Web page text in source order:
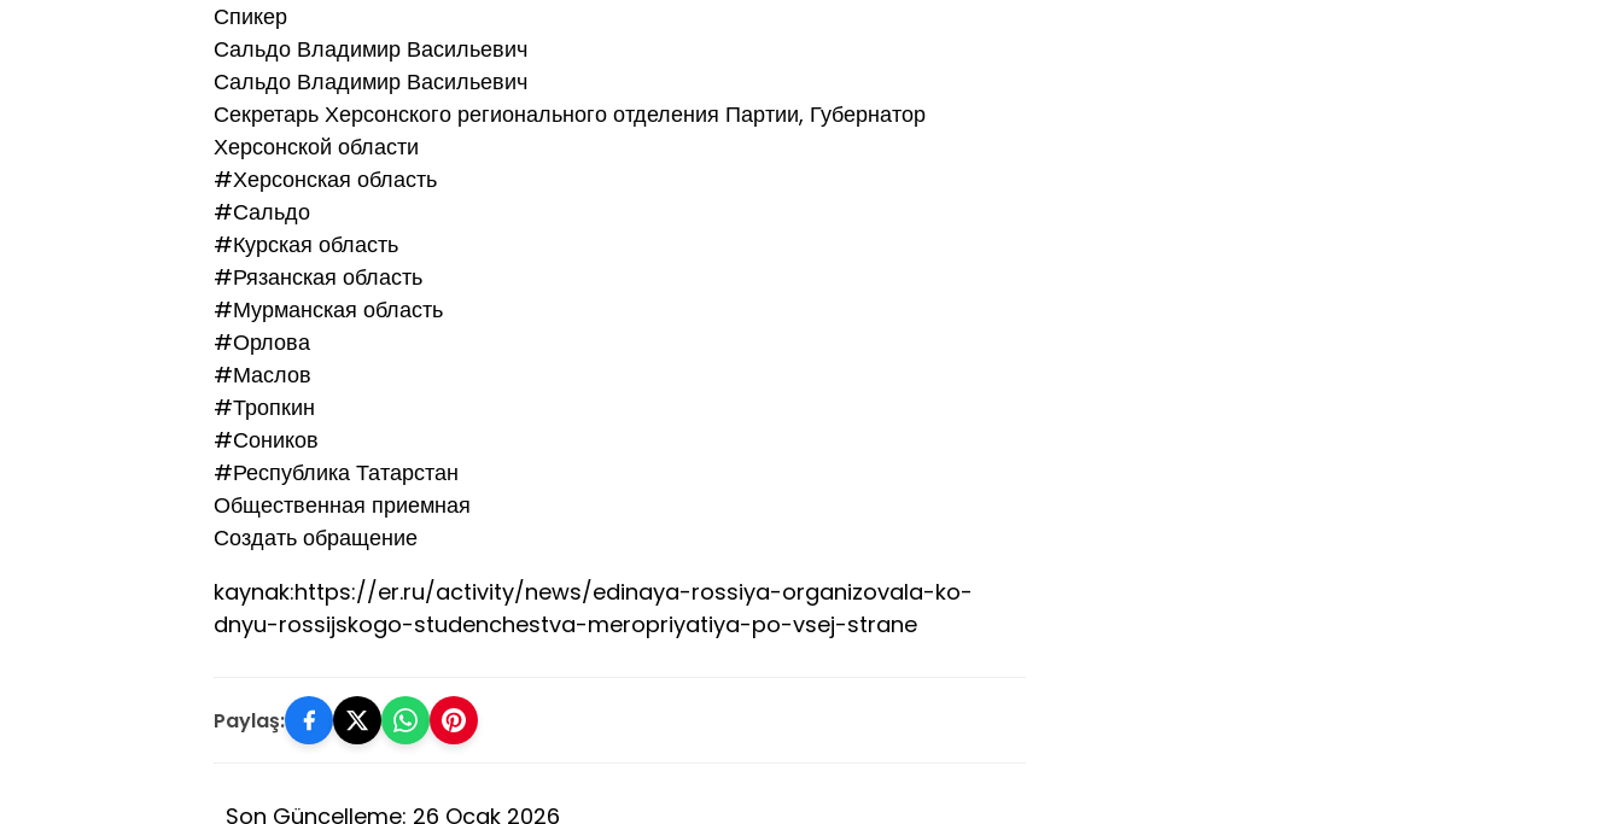
Спикер
Сальдо Владимир Васильевич
Сальдо Владимир Васильевич
Секретарь Херсонского регионального отделения Партии, Губернатор
Херсонской области
#Херсонская область
#Сальдо
#Курская область
#Рязанская область
#Мурманская область
#Орлова
#Маслов
#Тропкин
#Соников
#Республика Татарстан
Общественная приемная
Создать обращение
kaynak:https://er.ru/activity/news/edinaya-rossiya-organizovala-ko-
dnyu-rossijskogo-studenchestva-meropriyatiya-po-vsej-strane
Paylaş:
Son Güncelleme: 26 Ocak 2026